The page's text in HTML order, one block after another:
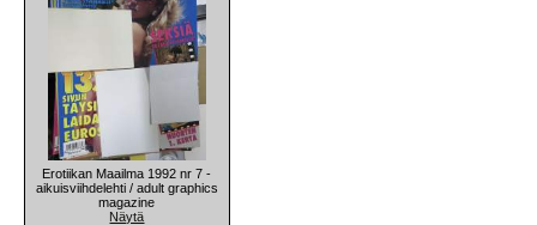
Erotiikan Maailma 1992 nr 7 -
aikuisviihdelehti / adult graphics
magazine
Näytä